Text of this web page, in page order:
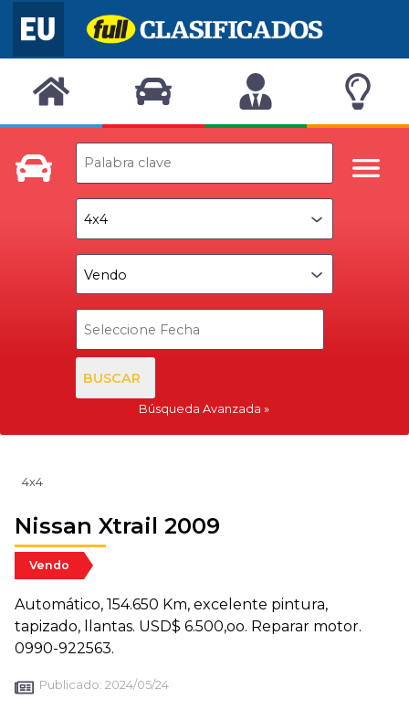
BUSCAR
Búsqueda Avanzada
4x4
Nissan Xtrail 2009
Vendo
Automático, 154.650 Km, excelente pintura,
tapizado, llantas. USD$ 6.500,oo. Reparar motor.
0990-922563.
Publicado: 2024/05/24